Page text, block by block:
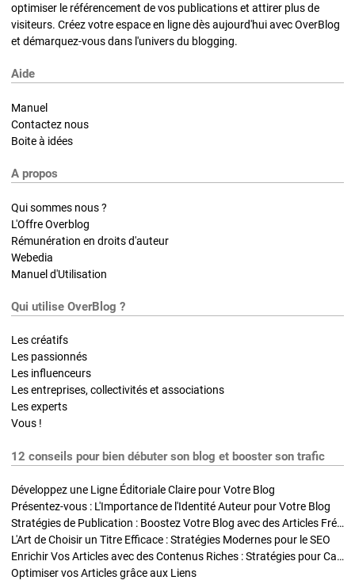
optimiser le référencement de vos publications et attirer plus de
visiteurs. Créez votre espace en ligne dès aujourd'hui avec OverBlog
et démarquez-vous dans l'univers du blogging.
Aide
Manuel
Contactez nous
Boite à idées
A propos
Qui sommes nous ?
L'Offre Overblog
Rémunération en droits d'auteur
Webedia
Manuel d'Utilisation
Qui utilise OverBlog ?
Les créatifs
Les passionnés
Les influenceurs
Les entreprises, collectivités et associations
Les experts
Vous !
12 conseils pour bien débuter son blog et booster son trafic
Développez une Ligne Éditoriale Claire pour Votre Blog
Présentez-vous : L'Importance de l'Identité Auteur pour Votre Blog
Stratégies de Publication : Boostez Votre Blog avec des Articles Fréquents et Exclusifs
L'Art de Choisir un Titre Efficace : Stratégies Modernes pour le SEO
Enrichir Vos Articles avec des Contenus Riches : Stratégies pour Captiver et Optimiser
Optimiser vos Articles grâce aux Liens